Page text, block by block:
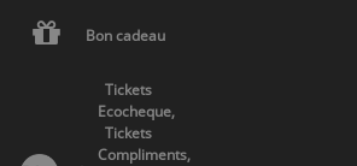
Bon cadeau
Tickets
Ecocheque,
Tickets
Compliments,